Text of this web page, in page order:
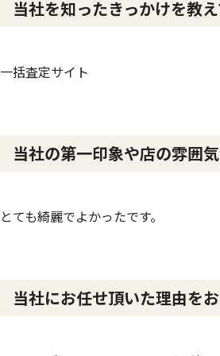
当社を知ったきっかけを教
一括査定サイト
当社の第一印象や店の雰囲
とても綺麗でよかったです。
当社にお任せ頂いた理由を